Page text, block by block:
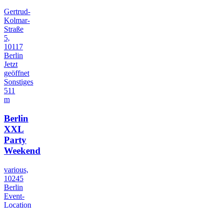
Gertrud-
Kolmar-
Straße
5,
10117
Berlin
Jetzt
geöffnet
Sonstiges
511
m
Berlin
XXL
Party
Weekend
various,
10245
Berlin
Event-
Location